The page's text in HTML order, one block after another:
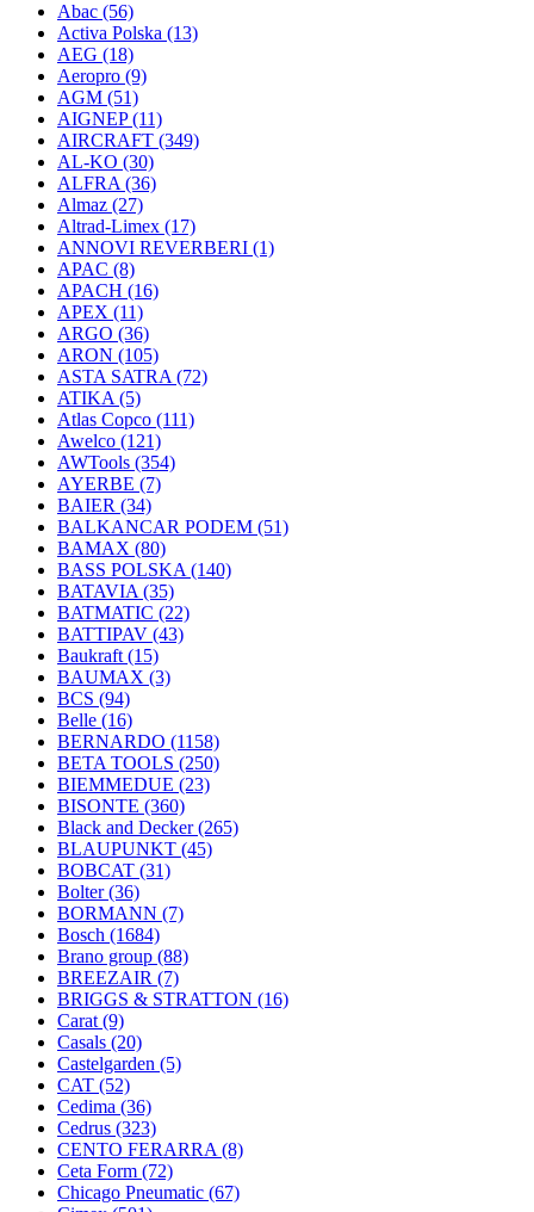
Abac (56)
Activa Polska (13)
AEG (18)
Aeropro (9)
AGM (51)
AIGNEP(11)
AIRCRAFT (349)
AL-KO (30)
ALFRA (36)
Almaz (27)
Altrad-Limex (17)
ANNOVI REVERBERI (1)
APAC (8)
APACH (16)
APEX (11)
ARGO (36)
ARON (105)
ASTA SATRA (72)
ATIKA (5)
Atlas Copco (111)
Awelco (121)
AWTools (354)
AYERBE (7)
BAIER (34)
BALKANCAR PODEM (51)
BAMAX (80)
BASS POLSKA (140)
BATAVIA (35)
BATMATIC (22)
BATTIPAV (43)
Baukraft (15)
BAUMAX (3)
BCS (94)
Belle (16)
BERNARDO (1158)
BETA TOOLS (250)
BIEMMEDUE (23)
BISONTE (360)
Black and Decker(265)
BLAUPUNKT (45)
BOBCAT (31)
Bolter(36)
BORMANN (7)
Bosch (1684)
Brano group (88)
BREEZAIR (7)
BRIGGS & STRATTON (16)
Carat (9)
Casals (20)
Castelgarden (5)
CAT (52)
Cedima (36)
Cedrus (323)
CENTO FERARRA (8)
Ceta Form (72)
Chicago Pneumatic (67)